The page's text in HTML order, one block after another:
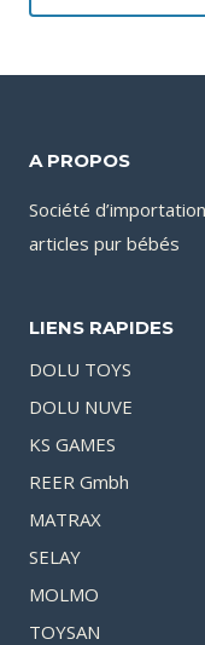
A PROPOS
Société
articles pur bébés
LIENS RAPIDES
DOLU TOYS
DOLU NUVE
KS GAMES
REER Gmbh
MATRAX
SELAY
MOLMO
TOYSAN